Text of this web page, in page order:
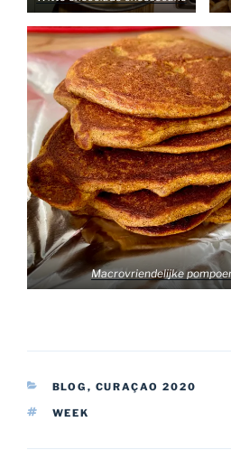
Macrovriendelijke
CATEGORIEËN
BLOG , CURAÇAO 2020
TAGS
WEEK